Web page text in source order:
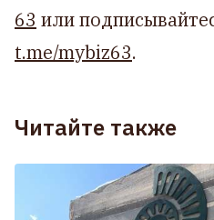
63 или
t.me/mybiz63.
Читайте также